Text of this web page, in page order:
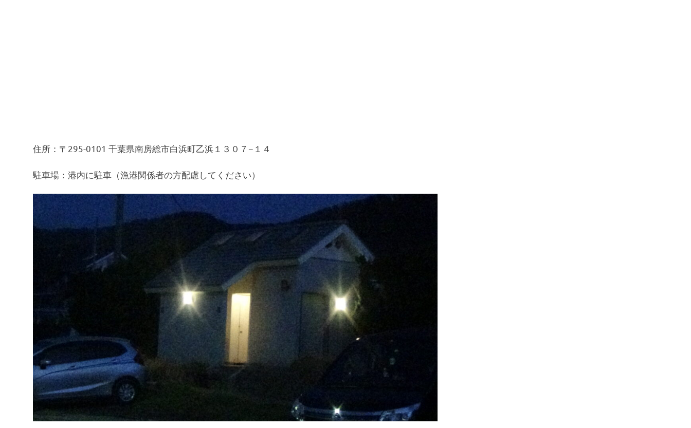
住所：〒295-0101 千葉県南房総市白浜町乙浜１３０７−１４
駐車場：港内に駐車（漁港関係者の方配慮してください）